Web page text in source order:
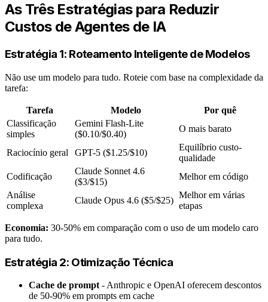
As Três Estratégias para Reduzir
Custos de Agentes de IA
Estratégia 1: Roteamento Inteligente de Modelos
Não use um modelo para tudo. Roteie com base na complexidade da
tarefa:
Tarefa Modelo
Por quê
Classificação
simples
Gemini Flash-Lite
($0.10/$0.40)
O mais barato
Raciocínio geral GPT-5 ($1.25/$10)
Equilíbrio custo-
qualidade
Codificação
Claude Sonnet 4.6
($3/$15)
Melhor em código
Análise
complexa
Claude Opus 4.6 ($5/$25)
Melhor em várias
etapas
Economia: 30-50% em comparação com o uso de um modelo caro
para tudo.
Estratégia 2: Otimização Técnica
Cache de prompt - Anthropic e OpenAI oferecem descontos
de 50-90% em prompts em cache